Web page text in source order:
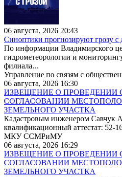
06 августа, 2026 20:43
Синоптики прогнозируют грозу с
По информации Владимирского
гидрометеорологии и
филиала...
Управление по связям с
06 августа, 2026 16:30
ИЗВЕЩЕНИЕ О ПРОВЕДЕНИИ
СОГЛАСОВАНИИ
ЗЕМЕЛЬНОГО УЧАСТКА
Кадастровым инженером Савчук
квалификационный аттестат: 52-
МКУ ССМРиМУ
06 августа, 2026 16:29
ИЗВЕЩЕНИЕ О ПРОВЕДЕНИИ
СОГЛАСОВАНИИ
ЗЕМЕЛЬНОГО УЧАСТКА